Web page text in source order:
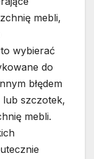
mebli,
wybierać
do
błędem
lub szczotek,
mebli.